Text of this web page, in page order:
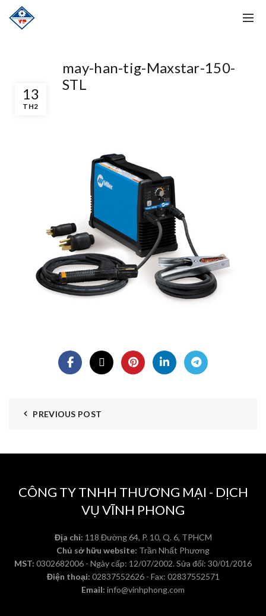
13
TH2
may-han-tig-Maxstar-150-
STL
PREVIOUS POST
CÔNG TY TNHH THƯƠNG MẠI - DỊCH
VỤ VĨNH PHONG
Địa chỉ: 118 Đường 64, P. 10, Q. 6, TPHCM
Chủ sở hữu website: Trần Nhất Phương
MST: 0302682006 - Ngày cấp: 12/07/2002. Sửa đổi: 30/01/2016
Điện thoại: 02837552626 - Fax: 02837552571
Email: info@vinhphong.com